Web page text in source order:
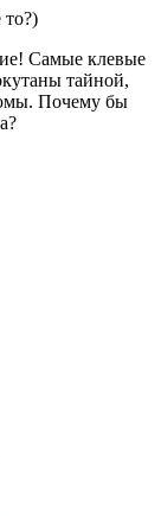
то?)
Самые клевые
тайной,
Почему бы